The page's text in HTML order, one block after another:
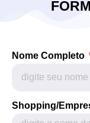
Nome Completo
Shopping/